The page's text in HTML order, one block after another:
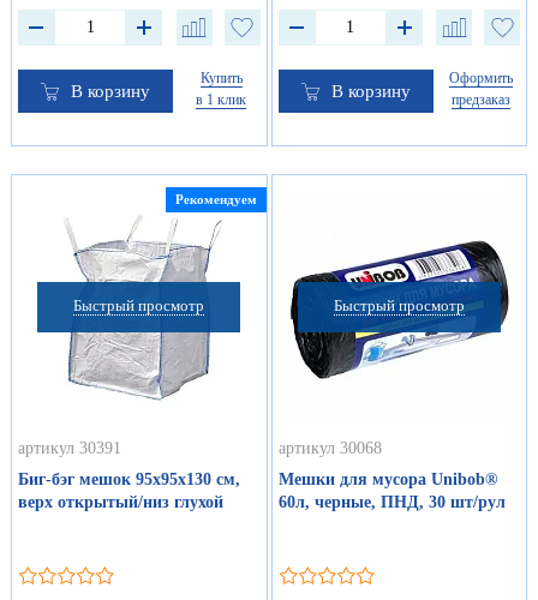
В корзину
Купить
в 1 клик
В корзину
Оформить
предзаказ
Быстрый просмотр
Рекомендуем
артикул 30391
Биг-бэг мешок 95х95х130 см,
верх открытый/низ глухой
Быстрый просмотр
артикул 30068
Мешки для мусора Unibob®
60л, черные, ПНД, 30 шт/рул